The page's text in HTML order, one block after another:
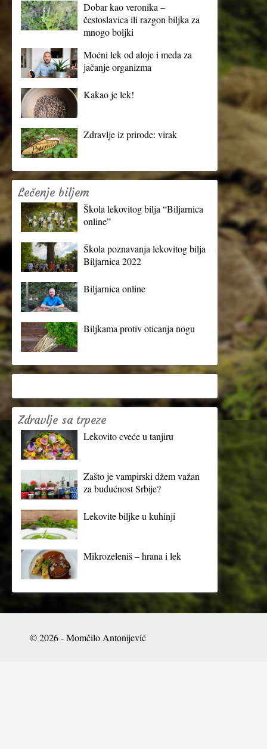
Dobar kao veronika –
čestoslavica ili razgon biljka za
mnogo boljki
Moćni lek od aloje i meda za
jačanje organizma
Kakao je lek!
Zdravlje iz prirode: virak
Lečenje biljem
Škola lekovitog bilja “Biljarnica
online”
Škola poznavanja lekovitog bilja
Biljarnica 2022
Biljarnica online
Biljkama protiv oticanja nogu
Zdravlje sa trpeze
Lekovito cveće u tanjiru
Zašto je vampirski džem važan
za budućnost Srbije?
Lekovite biljke u kuhinji
Mikrozeleniš – hrana i lek
© 2026 - Momčilo Antonijević